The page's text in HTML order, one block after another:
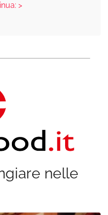
>
nelle